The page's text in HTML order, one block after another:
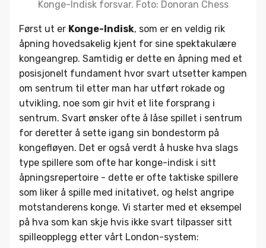
Konge-Indisk forsvar. Foto: Donoran Chess
Først ut er Konge-Indisk, som er en veldig rik
åpning hovedsakelig kjent for sine spektakulære
kongeangrep. Samtidig er dette en åpning med et
posisjonelt fundament hvor svart utsetter kampen
om sentrum til etter man har utført rokade og
utvikling, noe som gir hvit et lite forsprang i
sentrum. Svart ønsker ofte å låse spillet i sentrum
for deretter å sette igang sin bondestorm på
kongefløyen. Det er også verdt å huske hva slags
type spillere som ofte har konge-indisk i sitt
åpningsrepertoire - dette er ofte taktiske spillere
som liker å spille med initativet, og helst angripe
motstanderens konge. Vi starter med et eksempel
på hva som kan skje hvis ikke svart tilpasser sitt
spilleopplegg etter vårt London-system: